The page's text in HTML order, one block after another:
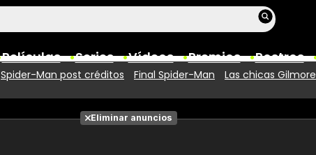
Películas Series Vídeos Premios Rostros
Fotos
Spider-Man post créditos Final Spider-Man Las chicas Gilmore
Eliminar anuncios